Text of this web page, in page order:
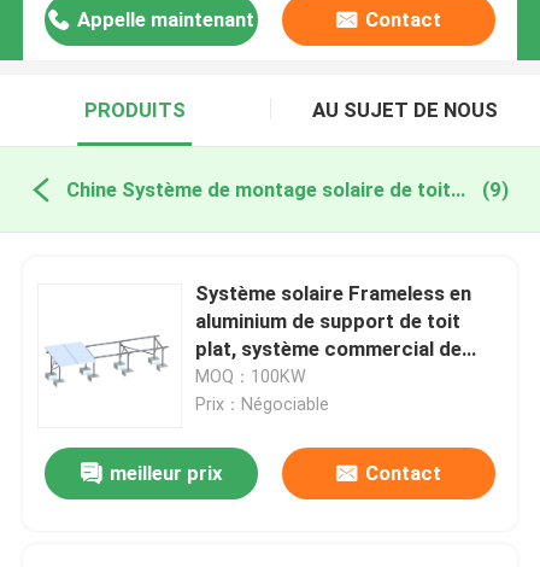
Appelle maintenant Contact
PRODUITS AU SUJET DE NOUS
Chine Système de montage solaire de toit plat (9)
Système solaire Frameless en
aluminium de support de toit
plat, système commercial de
support de ballast
MOQ：100KW
Prix：Négociable
meilleur prix Contact